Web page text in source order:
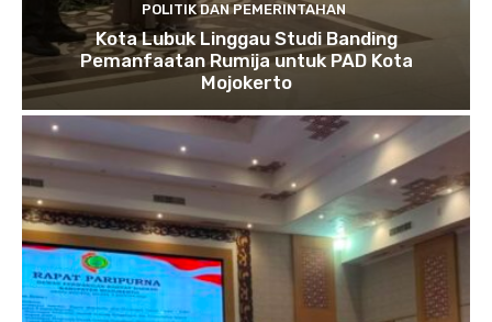
POLITIK DAN PEMERINTAHAN
Kota Lubuk Linggau Studi Banding
Pemanfaatan Rumija untuk PAD Kota
Mojokerto